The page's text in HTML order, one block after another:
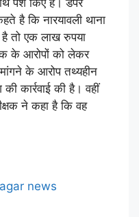
है कि नारयावली थाना
है तो एक लाख रुपया
के आरोपों को लेकर
के आरोप तथ्यहीन
कार्रवाई की है। वहीं
ने कहा है कि वह
news